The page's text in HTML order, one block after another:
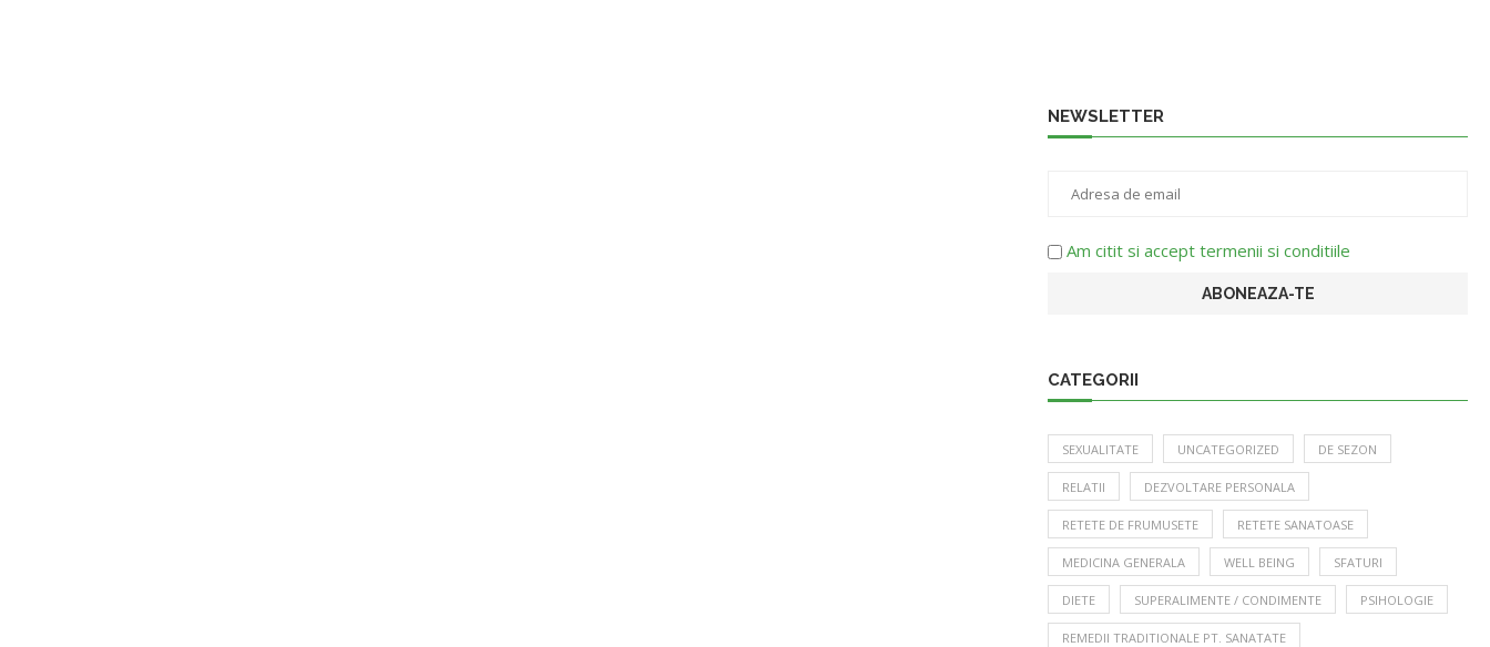
NEWSLETTER
Am citit si accept termenii si conditiile
CATEGORII
SEXUALITATE UNCATEGORIZED DE SEZON
RELATII DEZVOLTARE PERSONALA
RETETE DE FRUMUSETE RETETE SANATOASE
MEDICINA GENERALA WELL BEING SFATURI
DIETE SUPERALIMENTE / CONDIMENTE PSIHOLOGIE
REMEDII TRADITIONALE PT. SANATATE